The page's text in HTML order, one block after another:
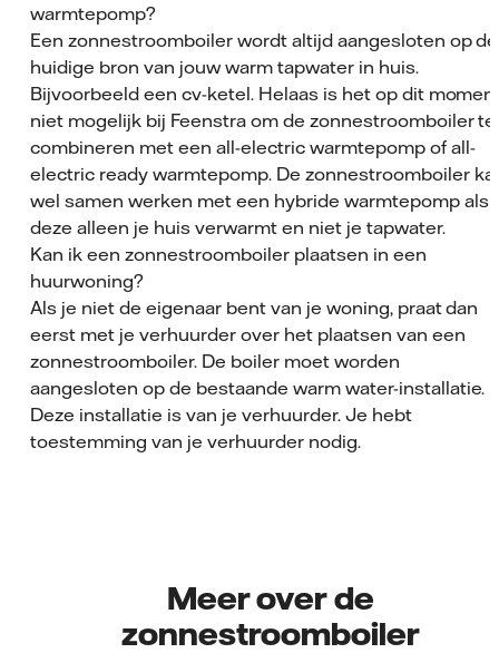
warmtepomp?
Een zonnestroomboiler wordt altijd aangesloten op de
huidige bron van jouw warm tapwater in huis.
Bijvoorbeeld een cv-ketel. Helaas is het op dit
niet mogelijk bij Feenstra om de zonnestroomboiler te
combineren met een all-electric warmtepomp of all-
electric ready warmtepomp. De zonnestroomboiler
wel samen werken met een hybride warmtepomp als
deze alleen je huis verwarmt en niet je tapwater.
Kan ik een zonnestroomboiler plaatsen in een
huurwoning?
Als je niet de eigenaar bent van je woning, praat dan
eerst met je verhuurder over het plaatsen van een
zonnestroomboiler. De boiler moet worden
aangesloten op de bestaande warm water-installatie.
Deze installatie is van je verhuurder. Je hebt
toestemming van je verhuurder nodig.
Meer over de
zonnestroomboiler